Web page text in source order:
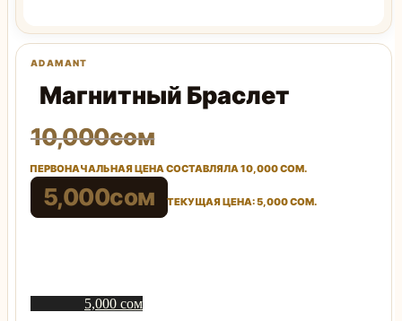
Магнитный Браслет
10,000сом
ПЕРВОНАЧАЛЬНАЯ ЦЕНА СОСТАВЛЯЛА 10,000 СОМ.
5,000сом ТЕКУЩАЯ ЦЕНА: 5,000 СОМ.
5,000 сом